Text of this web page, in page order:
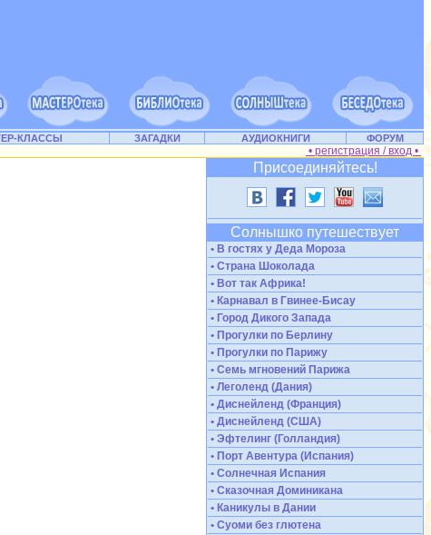
КЛАССЫ ЗАГАДКИ АУДИОКНИГИ ФОРУМ
• регистрация / вход •
Присоединяйтесь!
Солнышко путешествует
• В гостях у Деда Мороза
• Страна Шоколада
• Вот так Африка!
• Карнавал в Гвинее-Бисау
• Город Дикого Запада
• Прогулки по Берлину
• Прогулки по Парижу
• Семь мгновений Парижа
• Леголенд (Дания)
• Диснейленд (Франция)
• Диснейленд (США)
• Эфтелинг (Голландия)
• Порт Авентура (Испания)
• Солнечная Испания
• Сказочная Доминикана
• Каникулы в Дании
• Суоми без глютена